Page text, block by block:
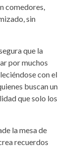
comedores,
sin
que la
por muchos
con el
buscan un
que solo los
la mesa de
recuerdos